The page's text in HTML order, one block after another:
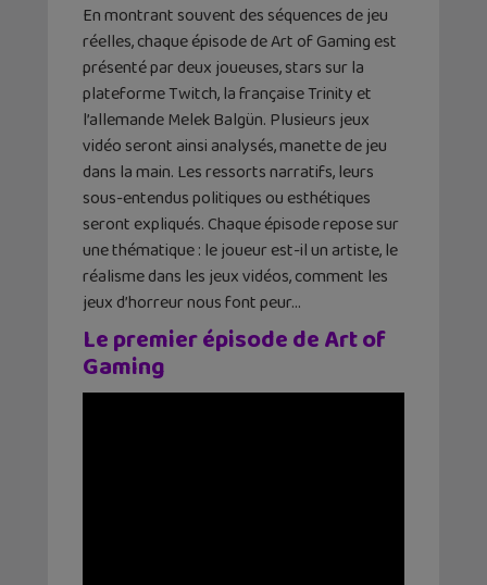
En montrant souvent des séquences de jeu
réelles, chaque épisode de Art of Gaming est
présenté par deux joueuses, stars sur la
plateforme Twitch, la française Trinity et
l’allemande Melek Balgün. Plusieurs jeux
vidéo seront ainsi analysés, manette de jeu
dans la main. Les ressorts narratifs, leurs
sous-entendus politiques ou esthétiques
seront expliqués. Chaque épisode repose sur
une thématique : le joueur est-il un artiste, le
réalisme dans les jeux vidéos, comment les
jeux d’horreur nous font peur…
Le premier épisode de Art of
Gaming